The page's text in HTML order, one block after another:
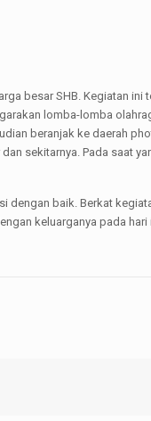
besar SHB. Kegiatan ini
lomba-lomba
beranjak ke daerah
sekitarnya. Pada saat
dengan baik. Berkat
keluarganya pada